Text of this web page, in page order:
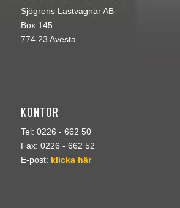
Sjögrens Lastvagnar AB
Box 145
774 23 Avesta
KONTOR
Tel: 0226 - 662 50
Fax: 0226 - 662 52
E-post: klicka här